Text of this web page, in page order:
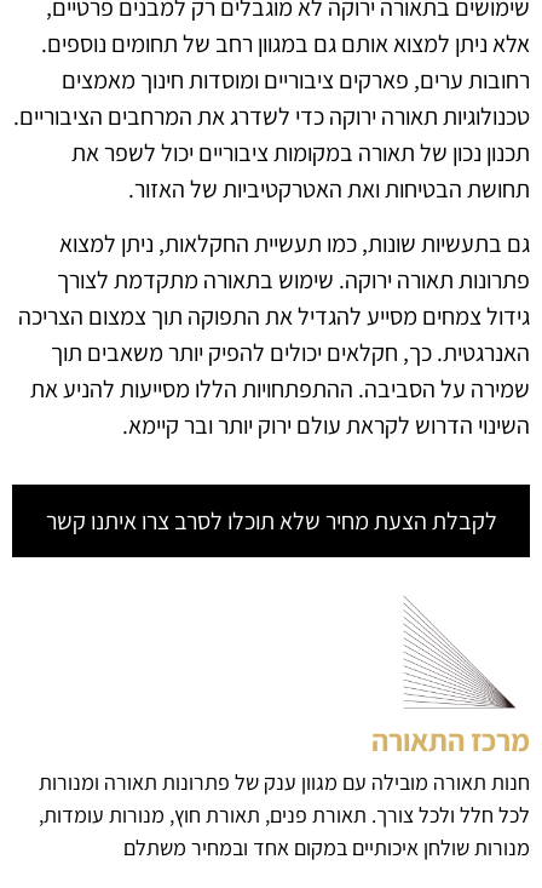
שימושים בתאורה ירוקה לא מוגבלים רק למבנים פרטיים,
אלא ניתן למצוא אותם גם במגוון רחב של תחומים נוספים.
רחובות ערים, פארקים ציבוריים ומוסדות חינוך מאמצים
טכנולוגיות תאורה ירוקה כדי לשדרג את המרחבים הציבוריים.
תכנון נכון של תאורה במקומות ציבוריים יכול לשפר את
תחושת הבטיחות ואת האטרקטיביות של האזור.
גם בתעשיות שונות, כמו תעשיית החקלאות, ניתן למצוא
פתרונות תאורה ירוקה. שימוש בתאורה מתקדמת לצורך
גידול צמחים מסייע להגדיל את התפוקה תוך צמצום הצריכה
האנרגטית. כך, חקלאים יכולים להפיק יותר משאבים תוך
שמירה על הסביבה. ההתפתחויות הללו מסייעות להניע את
השינוי הדרוש לקראת עולם ירוק יותר ובר קיימא.
לקבלת הצעת מחיר שלא תוכלו לסרב צרו איתנו קשר
מרכז התאורה
חנות תאורה מובילה עם מגוון ענק של פתרונות תאורה ומנורות
לכל חלל ולכל צורך. תאורת פנים, תאורת חוץ, מנורות עומדות,
מנורות שולחן איכותיים במקום אחד ובמחיר משתלם